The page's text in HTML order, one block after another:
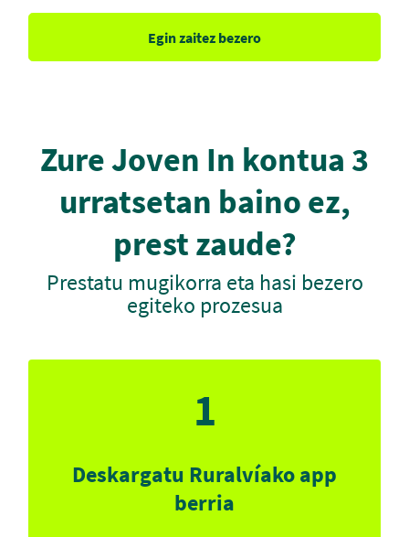
Egin zaitez bezero
Zure Joven In kontua 3
urratsetan baino ez,
prest zaude?
Prestatu mugikorra eta hasi bezero
egiteko prozesua
1
Deskargatu Ruralvíako app
berria